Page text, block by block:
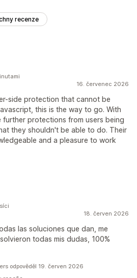
recenze
16. červenec 2026
side protection that cannot be
this is the way to go. With
protections from users being
they shouldn't be able to do. Their
and a pleasure to work
18. červen 2026
las soluciones que dan, me
todas mis dudas, 100%
odpověděl 19. červen 2026